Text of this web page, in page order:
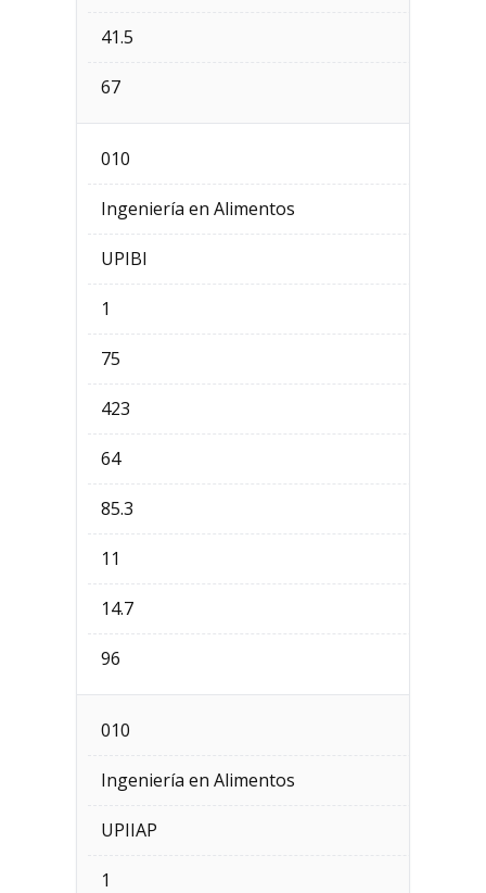
41.5
67
010
Ingeniería en Alimentos
UPIBI
1
75
423
64
85.3
11
14.7
96
010
Ingeniería en Alimentos
UPIIAP
1